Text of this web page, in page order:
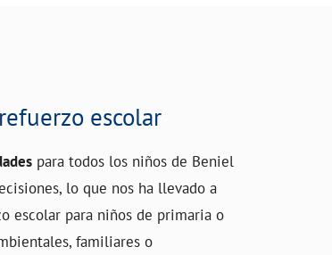
escolar
para todos los niños de Beniel
lo que nos ha llevado a
escolar para niños de primaria o
familiares o